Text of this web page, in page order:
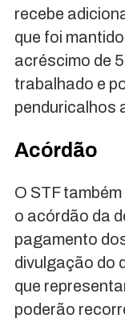
recebe
que foi
acréscimo de
trabalhado e
penduricalhos
Acórdão
O STF
o acórdão da
pagamento
divulgação do
que
poderão